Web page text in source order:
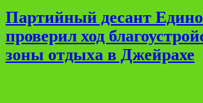
Партийный десант
проверил ход
зоны отдыха в Джейрахе